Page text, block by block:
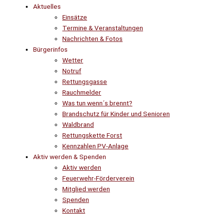
Aktuelles
Einsätze
Termine & Veranstaltungen
Nachrichten & Fotos
Bürgerinfos
Wetter
Notruf
Rettungsgasse
Rauchmelder
Was tun wenn´s brennt?
Brandschutz für Kinder und Senioren
Waldbrand
Rettungskette Forst
Kennzahlen PV-Anlage
Aktiv werden & Spenden
Aktiv werden
Feuerwehr-Förderverein
Mitglied werden
Spenden
Kontakt